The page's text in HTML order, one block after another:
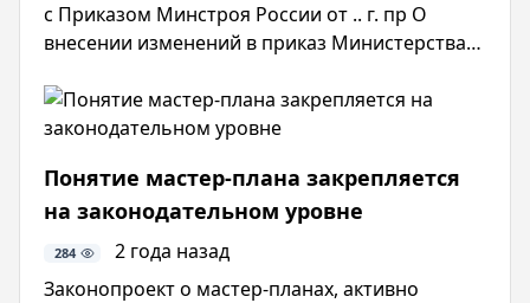
с Приказом Минстроя России от .. г. пр О
внесении изменений в приказ Министерства
хозяйства РФ от .. г. пр Об утверждении
сметных нормативов.
Понятие мастер-плана закрепляется
на законодательном уровне
284
2 года назад
Законопроект о мастер-планах, активно